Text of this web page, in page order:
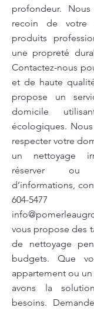
profondeur.
recoin de votre
produits
une propreté
Contactez-nous
et de haute
propose un
domicile
écologiques.
respecter votre
un nettoyage
réserver
d’informations,
604-5477
vous propose des
de nettoyage
budgets. Que
appartement ou
avons la
besoins.